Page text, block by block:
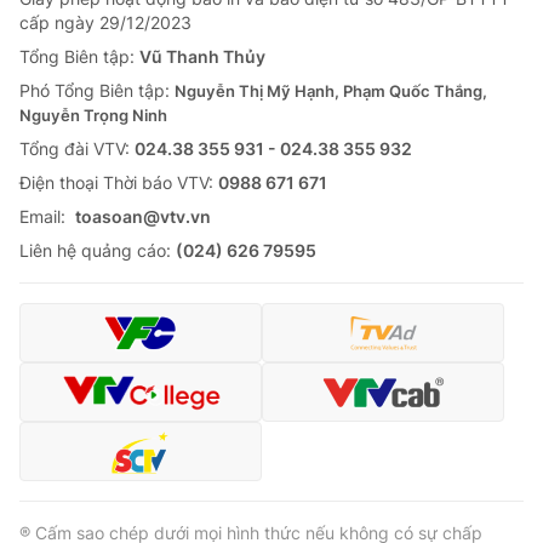
Sản phẩm
Thị trường
Tư vấn
Lịch phát sóng
Chuyên mục khác
Emagazine
Shorts video
VTV Thể thao
cấp ngày 29/12/2023
Tổng Biên tập: Vũ Thanh Thủy
Phó Tổng Biên tập: Nguyễn Thị Mỹ Hạnh, Phạm Quốc Thắng,
Nguyễn Trọng Ninh
Tổng đài VTV: 024.38 355 931 - 024.38 355 932
Ðiện thoại Thời báo VTV: 0988 671 671
Email: toasoan@vtv.vn
Liên hệ quảng cáo: (024) 626 79595
® Cấm sao chép dưới mọi hình thức nếu không có sự chấp